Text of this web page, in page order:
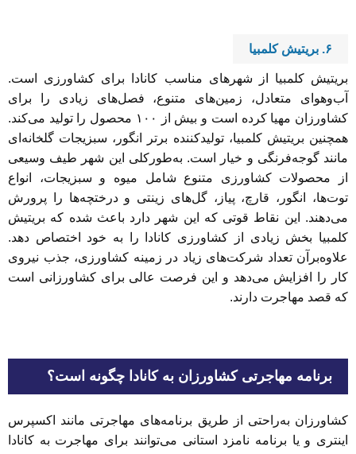
۶. بریتیش کلمبیا
بریتیش کلمبیا از شهرهای مناسب کانادا برای کشاورزی است.
آب‌وهوای متعادل، زمین‌های متنوع، فصل‌های زیادی را برای
کشاورزان مهیا کرده است و بیش از ۱۰۰ محصول را تولید می‌کند.
همچنین بریتیش کلمبیا، تولیدکننده برتر انگور، سبزیجات گلخانه‌ای
مانند گوجه‌فرنگی و خیار است. به‌طورکلی این شهر طیف وسیعی
از محصولات کشاورزی متنوع شامل میوه و سبزیجات، انواع
توت‌ها، انگور، قارچ، پیاز، گل‌های زینتی و درختچه‌ها را پرورش
می‌دهند. این نقاط قوتی که این شهر دارد باعث شده که بریتیش
کلمبیا بخش زیادی از کشاورزی کانادا را به خود اختصاص دهد.
علاوه‌برآن تعداد شرکت‌های زیاد در زمینه کشاورزی، جذب نیروی
کار را افزایش می‌دهد و این فرصت عالی برای کشاورزانی است
که قصد مهاجرت دارند.
برنامه مهاجرتی کشاورزان به کانادا چگونه است؟
کشاورزان به‌راحتی از طریق برنامه‌های مهاجرتی مانند اکسپرس
اینتری و یا برنامه نامزد استانی می‌توانند برای مهاجرت به کانادا